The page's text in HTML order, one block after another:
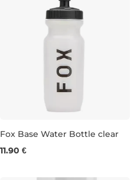
Fox Base Water Bottle clear
11.90 €